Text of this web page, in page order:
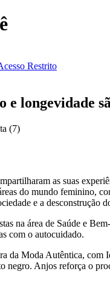
Restrito
longevidade
(7)
as suas
do mundo feminino,
e a desconstrução
na área de Saúde e
com o autocuidado.
Moda Autêntica,
Anjos reforça o